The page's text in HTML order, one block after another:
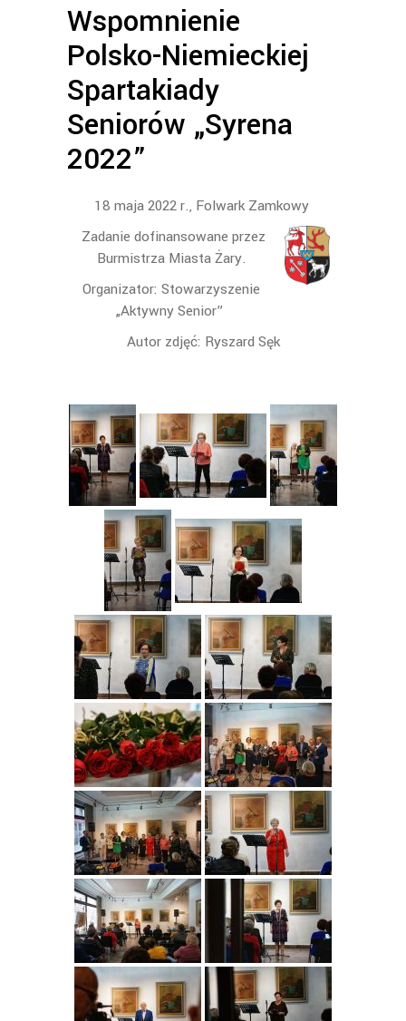
Wspomnienie
Polsko-Niemieckiej
Spartakiady
Seniorów „Syrena
2022”
18 maja 2022 r., Folwark Zamkowy
Zadanie dofinansowane przez
Burmistrza Miasta Żary.
Organizator: Stowarzyszenie
„Aktywny Senior”
Autor zdjęć: Ryszard Sęk